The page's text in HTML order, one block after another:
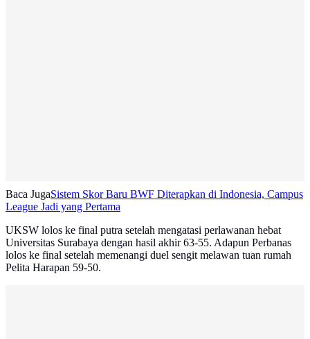
Baca JugaSistem Skor Baru BWF Diterapkan di Indonesia, Campus
League Jadi yang Pertama
UKSW lolos ke final putra setelah mengatasi perlawanan hebat
Universitas Surabaya dengan hasil akhir 63-55. Adapun Perbanas
lolos ke final setelah memenangi duel sengit melawan tuan rumah
Pelita Harapan 59-50.